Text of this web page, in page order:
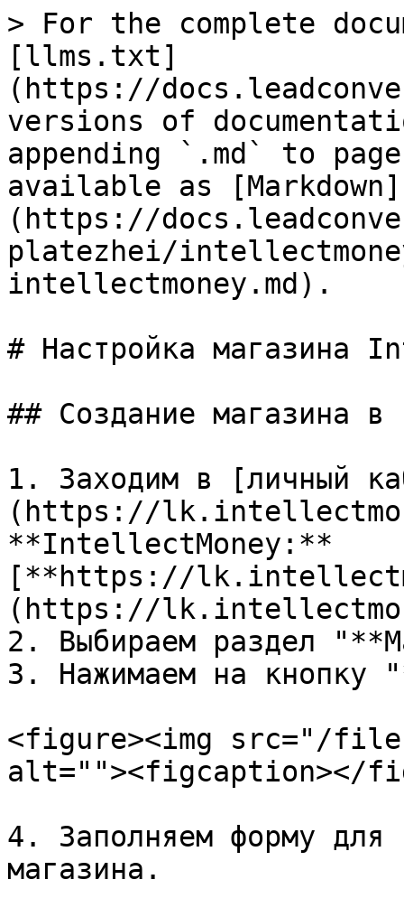
> For the complete
[llms.txt]
(https://
versions of
appending `.md` to
available as [Markdown]
(https://
platezhei/
intellectmoney.md).
# Настройка магазина
## Создание магазина
1. Заходим в [личный
(https://
**IntellectMoney:**
[**https://
(https://
2. Выбираем раздел
3. Нажимаем на кнопку
<figure><img src="/
alt=""><figcaption></
4. Заполняем форму для
магазина.